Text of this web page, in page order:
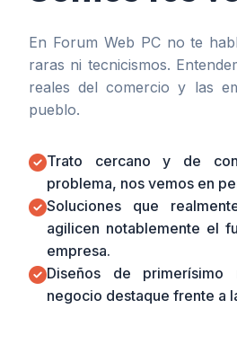
En Forum Web PC no te
raras ni tecnicismos.
reales del comercio y las
pueblo.
Trato cercano y de
problema, nos vemos en
Soluciones que
agilicen notablemente el
empresa.
Diseños de
negocio destaque frente a